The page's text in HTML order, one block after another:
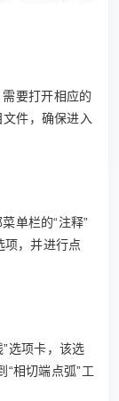
要打开相应的
件，确保进入
单栏的“注释”
项，并进行点
选项卡，该选
“相切端点弧”工